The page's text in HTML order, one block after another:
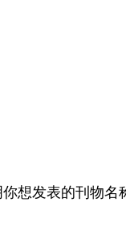
想发表的刊物